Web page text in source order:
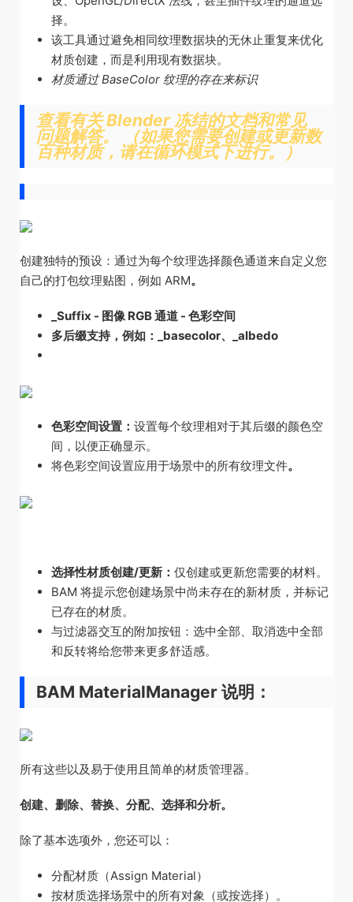
择。
该工具通过避免相同纹理数据块的无休止重复来优化
材质创建，而是利用现有数据块。
材质通过 BaseColor 纹理的存在来标识
查看有关 Blender 冻结的文档和常见
问题解答。 （如果您需要创建或更新数
百种材质，请在循环模式下进行。）
创建独特的预设：通过为每个纹理选择颜色通道来自定义您
自己的打包纹理贴图，例如 ARM。
_Suffix - 图像 RGB 通道 - 色彩空间
多后缀支持，例如：_basecolor、_albedo
色彩空间设置： 设置每个纹理相对于其后缀的颜色空
间，以便正确显示。
将色彩空间设置应用于场景中的所有纹理文件。
选择性材质创建/更新： 仅创建或更新您需要的材料。
BAM 将提示您创建场景中尚未存在的新材质，并标记
已存在的材质。
与过滤器交互的附加按钮：选中全部、取消选中全部
和反转将给您带来更多舒适感。
BAM MaterialManager 说明：
所有这些以及易于使用且简单的材质管理器。
创建、删除、替换、分配、选择和分析。
除了基本选项外，您还可以：
分配材质（Assign Material）
按材质选择场景中的所有对象（或按选择）。